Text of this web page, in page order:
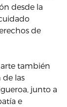
desde la
de
también
de las
junto a
e